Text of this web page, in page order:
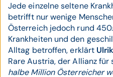
Jede einzelne seltene
betrifft nur wenige
Österreich jedoch rund
Krankheiten und den
Alltag betroffen, erklärt
Rare Austria, der Allianz für
halbe Million Österreicher